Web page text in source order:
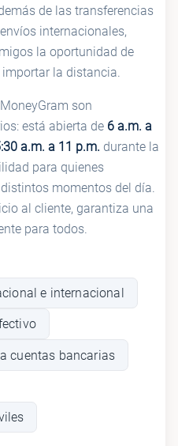
de las transferencias
internacionales,
la oportunidad de
la distancia.
son
está abierta de 6 a.m. a
a.m. a 11 p.m. durante la
para quienes
momentos del día.
al cliente, garantiza una
para todos.
e internacional
cuentas bancarias